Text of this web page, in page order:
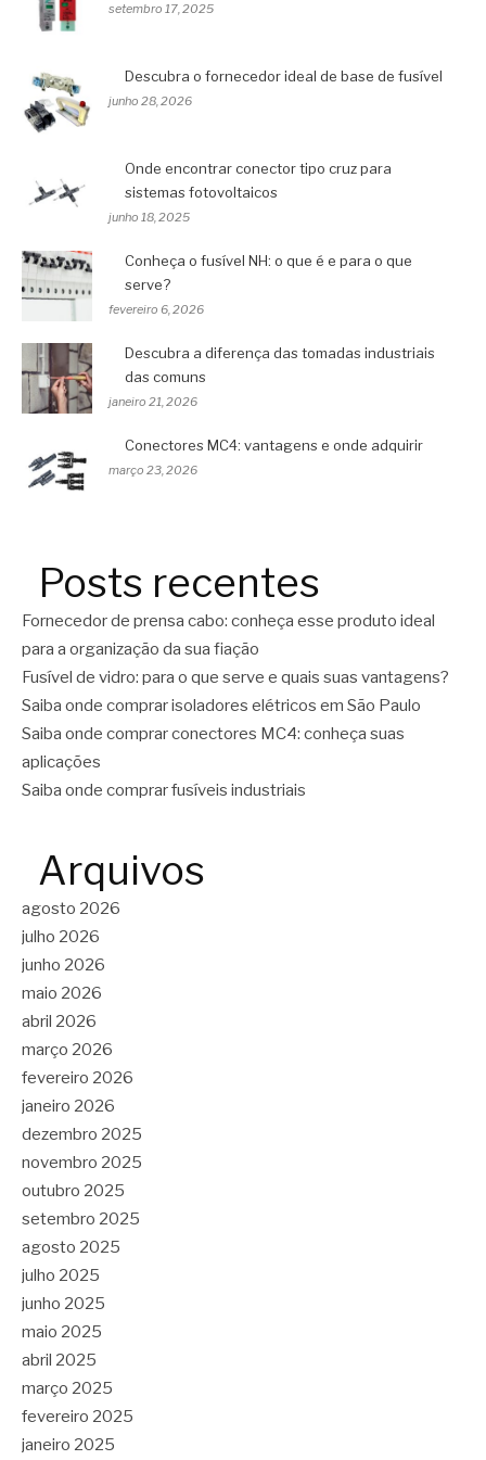
setembro 17, 2025
Descubra o fornecedor ideal de base de fusível
junho 28, 2026
Onde encontrar conector tipo cruz para
sistemas fotovoltaicos
junho 18, 2025
Conheça o fusível NH: o que é e para o que
serve?
fevereiro 6, 2026
Descubra a diferença das tomadas industriais
das comuns
janeiro 21, 2026
Conectores MC4: vantagens e onde adquirir
março 23, 2026
Posts recentes
Fornecedor de prensa cabo: conheça esse produto ideal
para a organização da sua fiação
Fusível de vidro: para o que serve e quais suas vantagens?
Saiba onde comprar isoladores elétricos em São Paulo
Saiba onde comprar conectores MC4: conheça suas
aplicações
Saiba onde comprar fusíveis industriais
Arquivos
agosto 2026
julho 2026
junho 2026
maio 2026
abril 2026
março 2026
fevereiro 2026
janeiro 2026
dezembro 2025
novembro 2025
outubro 2025
setembro 2025
agosto 2025
julho 2025
junho 2025
maio 2025
abril 2025
março 2025
fevereiro 2025
janeiro 2025